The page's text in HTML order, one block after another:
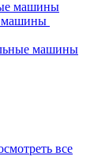
машины
машины
все